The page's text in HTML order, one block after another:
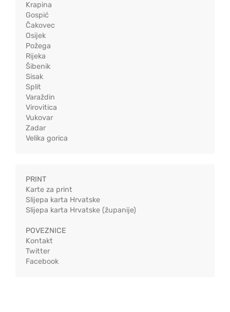
Krapina
Gospić
Čakovec
Osijek
Požega
Rijeka
Šibenik
Sisak
Split
Varaždin
Virovitica
Vukovar
Zadar
Velika gorica
PRINT
Karte za print
Slijepa karta Hrvatske
Slijepa karta Hrvatske (županije)
POVEZNICE
Kontakt
Twitter
Facebook